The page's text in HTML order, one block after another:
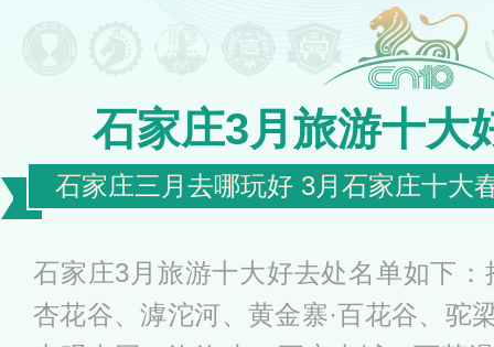
石家庄3月旅游十大
石家庄三月去哪玩好 3月石家庄十大
石家庄3月旅游十大好去处名单如下：
杏花谷、滹沱河、黄金寨·百花谷、驼